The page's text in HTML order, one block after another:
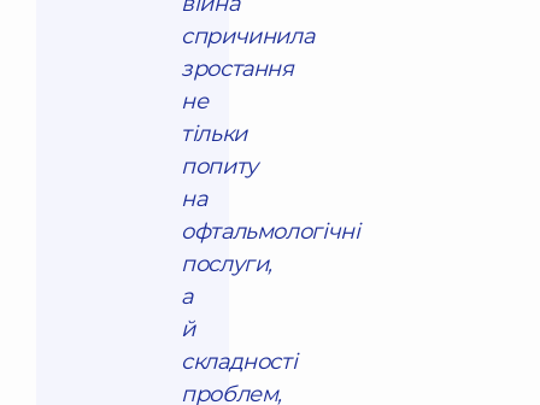
спричинила
зростання
не
тільки
попиту
на
офтальмологічні
послуги,
а
й
складності
проблем,